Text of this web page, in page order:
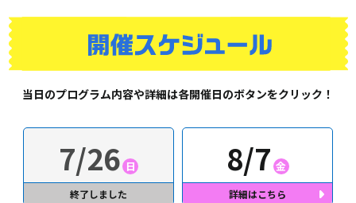
当日のプログラム内容や詳細は各開催日のボタンをクリック！
7/26 日 8/7 金